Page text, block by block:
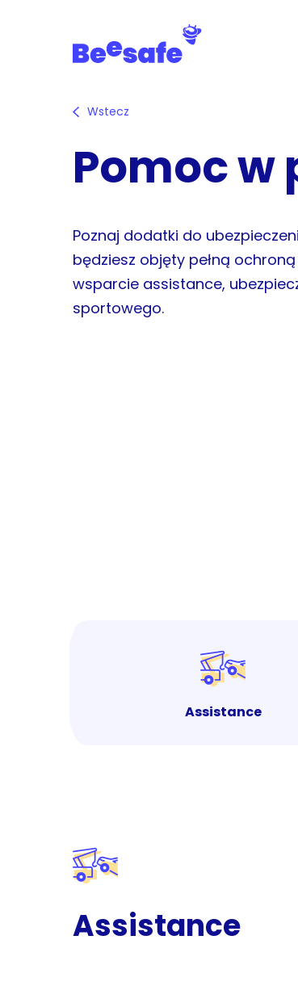
Wstecz
Pomoc w
Poznaj dodatki do
będziesz objęty pełną
wsparcie assistance,
sportowego.
Assistance
Assistance